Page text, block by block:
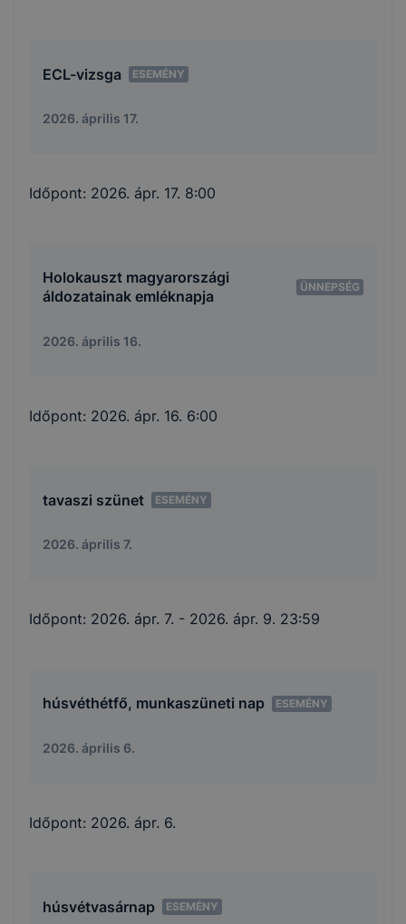
ECL-vizsga ESEMÉNY
2026. április 17.
Időpont: 2026. ápr. 17. 8:00
Holokauszt magyarországi
áldozatainak emléknapja
ÜNNEPSÉG
2026. április 16.
Időpont: 2026. ápr. 16. 6:00
tavaszi szünet ESEMÉNY
2026. április 7.
Időpont: 2026. ápr. 7. - 2026. ápr. 9. 23:59
húsvéthétfő, munkaszüneti nap ESEMÉNY
2026. április 6.
Időpont: 2026. ápr. 6.
húsvétvasárnap ESEMÉNY